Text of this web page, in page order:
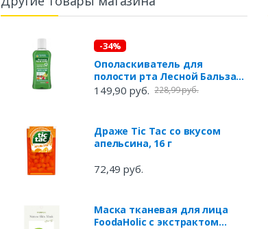
-34%
Ополаскиватель для
полости рта Лесной Бальзам
форте, 400 мл
149,90 руб. 228,99 руб.
Драже Tic Tac со вкусом
апельсина, 16 г
72,49 руб.
Маска тканевая для лица
FoodaHolic с экстрактом